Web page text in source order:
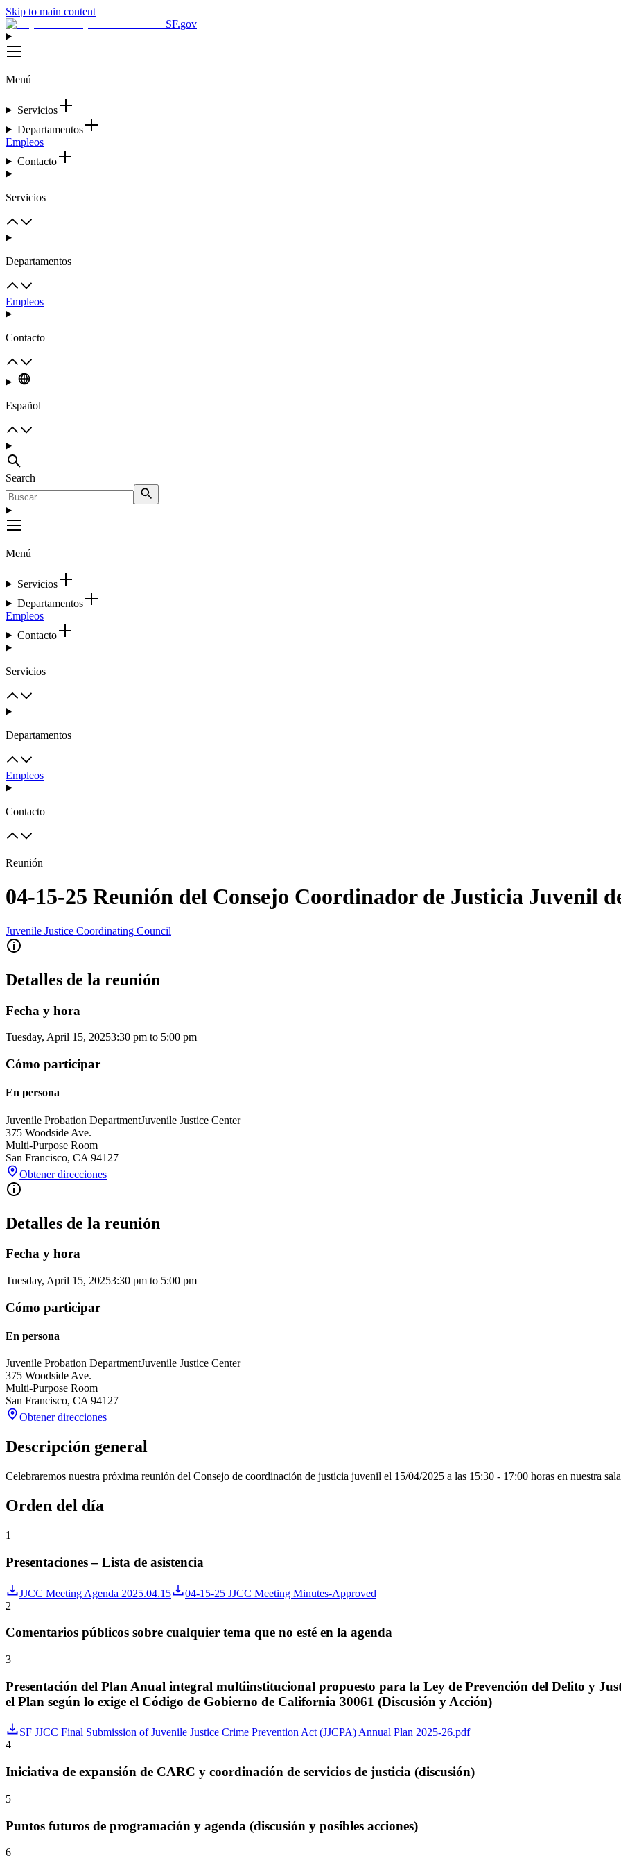
Skip to main content
SF.gov
Menú
Servicios
Departamentos
Empleos
Contacto
Servicios
Departamentos
Empleos
Contacto
Español
Search
Menú
Servicios
Departamentos
Empleos
Contacto
Servicios
Departamentos
Empleos
Contacto
Reunión
04-15-25 Reunión del Consejo Coordinador de Justicia Juvenil
Juvenile Justice Coordinating Council
Detalles de la reunión
Fecha y hora
Tuesday, April 15, 20253:30 pm to 5:00 pm
Cómo participar
En persona
Juvenile Probation DepartmentJuvenile Justice Center
375 Woodside Ave.
Multi-Purpose Room
San Francisco, CA 94127
Obtener direcciones
Detalles de la reunión
Fecha y hora
Tuesday, April 15, 20253:30 pm to 5:00 pm
Cómo participar
En persona
Juvenile Probation DepartmentJuvenile Justice Center
375 Woodside Ave.
Multi-Purpose Room
San Francisco, CA 94127
Obtener direcciones
Descripción general
Celebraremos nuestra próxima reunión del Consejo de coordinación de justicia juvenil el 15/04/2025 a las 15:30 - 17:00 horas en nuestra
Orden del día
1
Presentaciones – Lista de asistencia
JJCC Meeting Agenda 2025.04.15
04-15-25 JJCC Meeting Minutes-Approved
2
Comentarios públicos sobre cualquier tema que no esté en la agenda
3
Presentación del Plan Anual integral multiinstitucional propuesto para la Ley de Prevención del Delito y
el Plan según lo exige el Código de Gobierno de California 30061 (Discusión y Acción)
SF JJCC Final Submission of Juvenile Justice Crime Prevention Act (JJCPA) Annual Plan 2025-26.pdf
4
Iniciativa de expansión de CARC y coordinación de servicios de justicia (discusión)
5
Puntos futuros de programación y agenda (discusión y posibles acciones)
6